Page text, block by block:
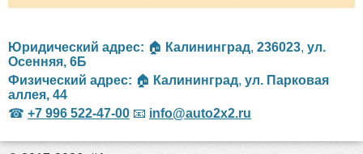
Юридический адрес: 🏠 Калининград, 236023, ул.
Осенняя, 6Б
Физический адрес: 🏠 Калининград, ул. Парковая
аллея, 44
☎ +7 996 522-47-00 📧 info@auto2x2.ru